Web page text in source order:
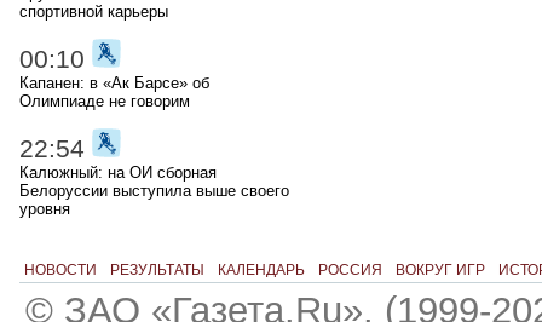
спортивной карьеры
00:10
Капанен: в «Ак Барсе» об
Олимпиаде не говорим
22:54
Калюжный: на ОИ сборная
Белоруссии выступила выше своего
уровня
НОВОСТИ РЕЗУЛЬТАТЫ КАЛЕНДАРЬ РОССИЯ ВОКРУГ ИГР
© ЗАО «Газета.Ru». (1999-